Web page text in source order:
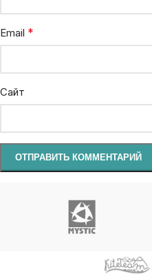
Email *
Сайт